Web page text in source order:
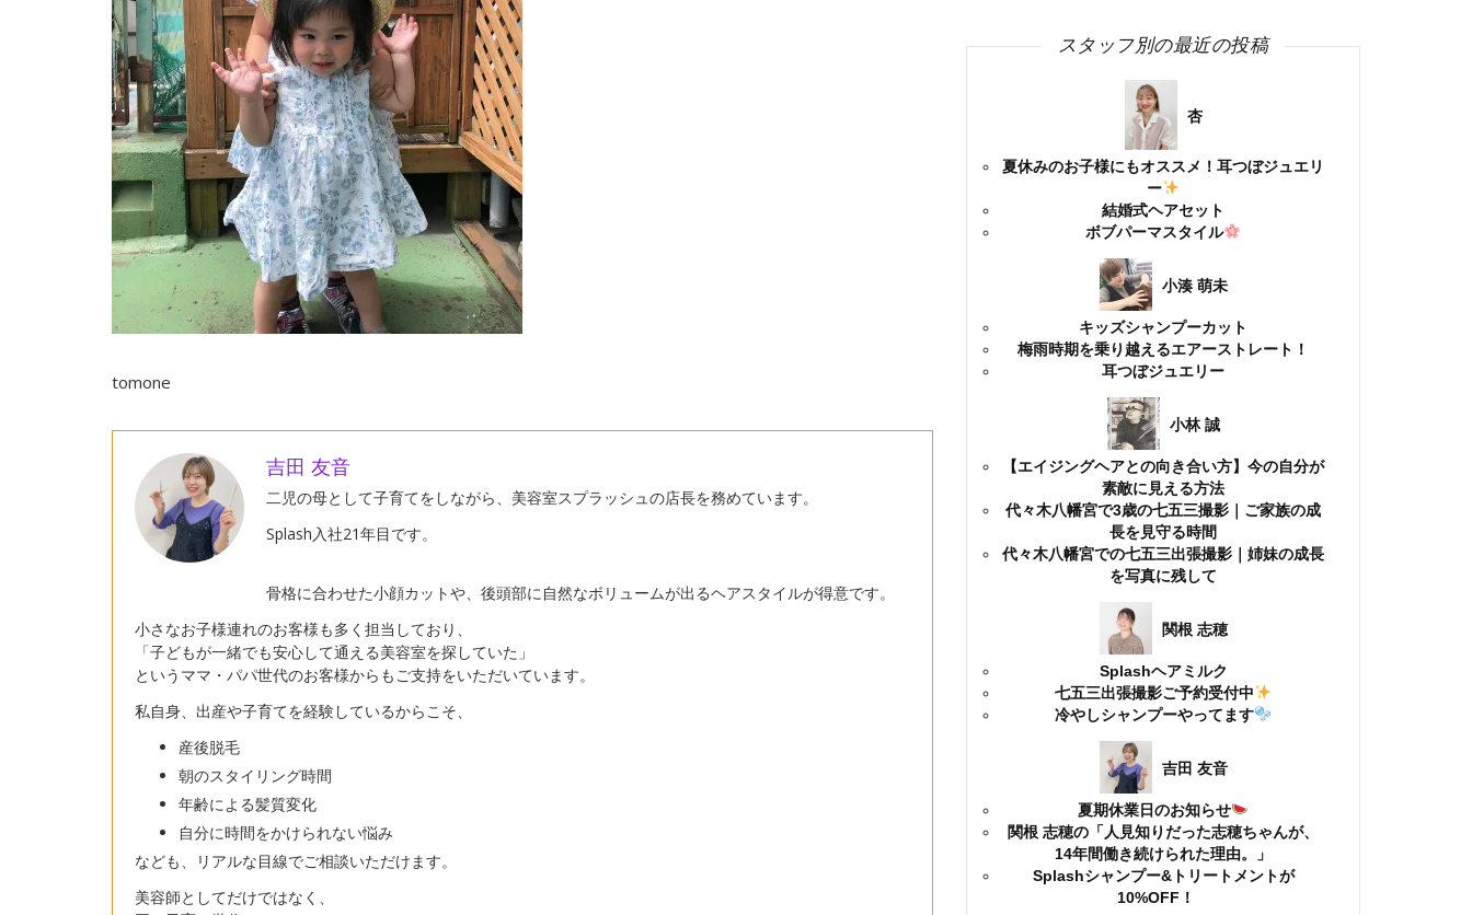
tomone
吉田 友音
二児の母として子育てをしながら、美容室スプラッシュの店長を務めています。
Splash入社21年目です。
骨格に合わせた小顔カットや、後頭部に自然なボリュームが出るヘアスタイルが得意です。
小さなお子様連れのお客様も多く担当しており、
「子どもが一緒でも安心して通える美容室を探していた」
というママ・パパ世代のお客様からもご支持をいただいています。
私自身、出産や子育てを経験しているからこそ、
産後脱毛
朝のスタイリング時間
年齢による髪質変化
自分に時間をかけられない悩み
なども、リアルな目線でご相談いただけます。
美容師としてだけではなく、
スタッフ別の最近の投稿
杏
夏休みのお子様にもオススメ！耳つぼジュエリ
ー
結婚式ヘアセット
ボブパーマスタイル
小湊 萌未
キッズシャンプーカット
梅雨時期を乗り越えるエアーストレート！
耳つぼジュエリー
小林 誠
【エイジングヘアとの向き合い方】今の自分が
素敵に見える方法
代々木八幡宮で3歳の七五三撮影｜ご家族の成
長を見守る時間
代々木八幡宮での七五三出張撮影｜姉妹の成長
を写真に残して
関根 志穂
Splashヘアミルク
七五三出張撮影ご予約受付中
冷やしシャンプーやってます
吉田 友音
夏期休業日のお知らせ
関根 志穂の「人見知りだった志穂ちゃんが、
14年間働き続けられた理由。」
Splashシャンプー&トリートメントが
10%OFF！